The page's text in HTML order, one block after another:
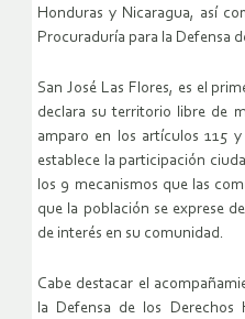
Honduras y Nicaragua, así
Procuraduría para la Defensa
San José Las Flores, es el
declara su territorio libre de
amparo en los artículos 115
establece la participación
los 9 mecanismos que las
que la población se exprese
de interés en su comunidad.
Cabe destacar el
la Defensa de los Derechos